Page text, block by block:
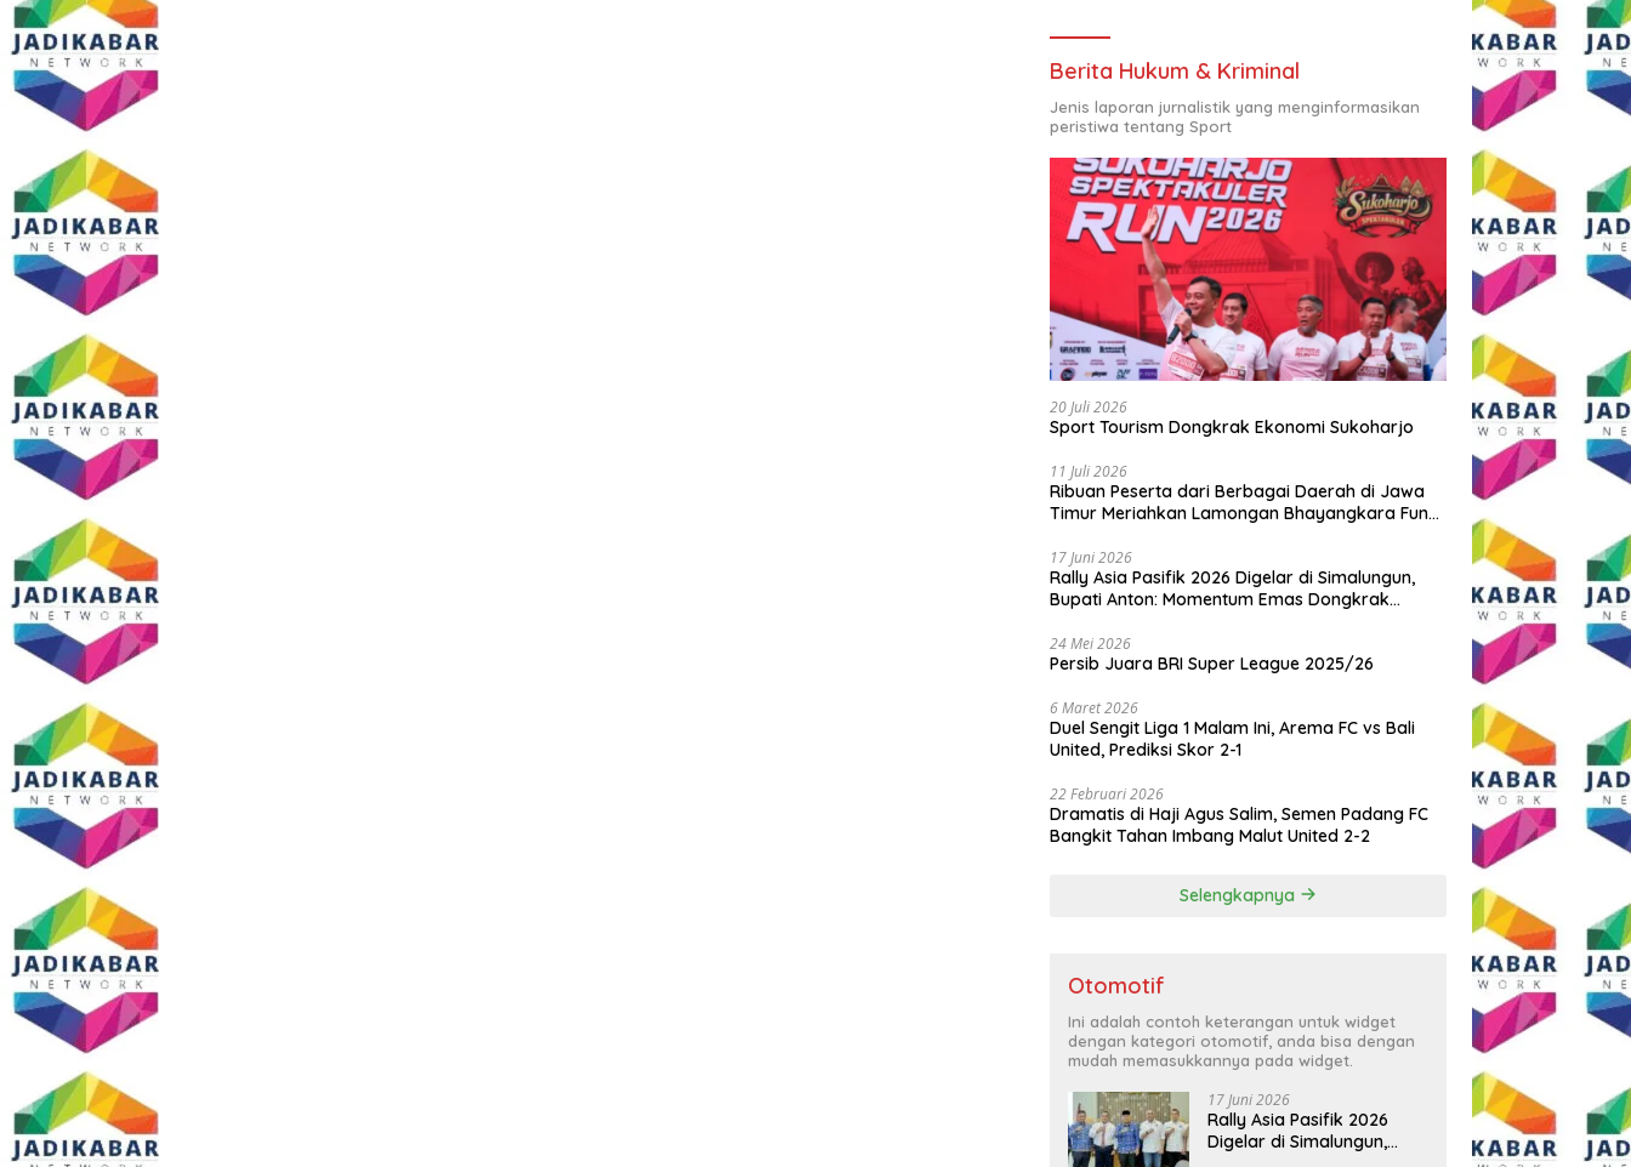
Berita Hukum & Kriminal
Jenis laporan jurnalistik yang menginformasikan
peristiwa tentang Sport
20 Juli 2026
Sport Tourism Dongkrak Ekonomi Sukoharjo
11 Juli 2026
Ribuan Peserta dari Berbagai Daerah di Jawa
Timur Meriahkan Lamongan Bhayangkara Fun
17 Juni 2026
Rally Asia Pasifik 2026 Digelar di Simalungun,
Bupati Anton: Momentum Emas Dongkrak
24 Mei 2026
Persib Juara BRI Super League 2025/26
6 Maret 2026
Duel Sengit Liga 1 Malam Ini, Arema FC vs Bali
United, Prediksi Skor 2-1
22 Februari 2026
Dramatis di Haji Agus Salim, Semen Padang FC
Bangkit Tahan Imbang Malut United 2-2
Selengkapnya
Otomotif
Ini adalah contoh keterangan untuk widget
dengan kategori otomotif, anda bisa dengan
mudah memasukkannya pada widget.
17 Juni 2026
Rally Asia Pasifik 2026
Digelar di Simalungun,